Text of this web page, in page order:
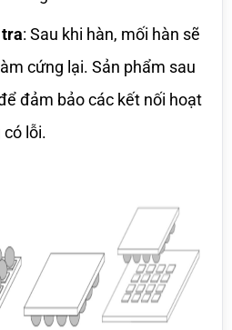
: Sau khi hàn, mối hàn sẽ
cứng lại. Sản phẩm sau
đảm bảo các kết nối hoạt
lỗi.